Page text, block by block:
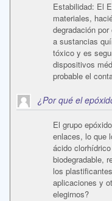
Estabilidad: El
materiales,
degradación
a sustancias
tóxico y es
dispositivos
probable el
¿Por qué el
El grupo
enlaces, lo que
ácido
biodegradable,
los
aplicaciones y
elegirnos?